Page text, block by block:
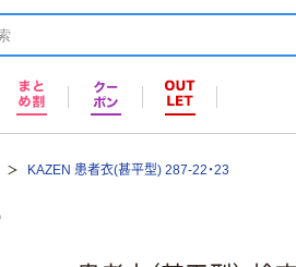
KAZEN 患者衣(甚平型) 287-22・23